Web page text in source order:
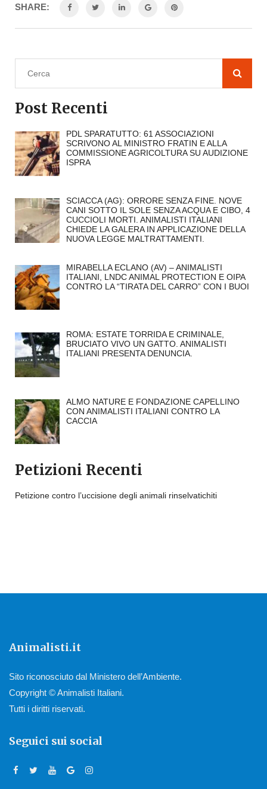
SHARE:
Post Recenti
PDL SPARATUTTO: 61 ASSOCIAZIONI
SCRIVONO AL MINISTRO FRATIN E ALLA
COMMISSIONE AGRICOLTURA SU AUDIZIONE
ISPRA
SCIACCA (AG): ORRORE SENZA FINE. NOVE
CANI SOTTO IL SOLE SENZA ACQUA E CIBO, 4
CUCCIOLI MORTI. ANIMALISTI ITALIANI
CHIEDE LA GALERA IN APPLICAZIONE DELLA
NUOVA LEGGE MALTRATTAMENTI.
MIRABELLA ECLANO (AV) – ANIMALISTI
ITALIANI, LNDC ANIMAL PROTECTION E OIPA
CONTRO LA “TIRATA DEL CARRO” CON I BUOI
ROMA: ESTATE TORRIDA E CRIMINALE,
BRUCIATO VIVO UN GATTO. ANIMALISTI
ITALIANI PRESENTA DENUNCIA.
ALMO NATURE E FONDAZIONE CAPELLINO
CON ANIMALISTI ITALIANI CONTRO LA
CACCIA
Petizioni Recenti
Petizione contro l’uccisione degli animali rinselvatichiti
Animalisti.it
Sito riconosciuto dal Ministero dell’Ambiente.
Copyright © Animalisti Italiani.
Tutti i diritti riservati.
Seguici sui social